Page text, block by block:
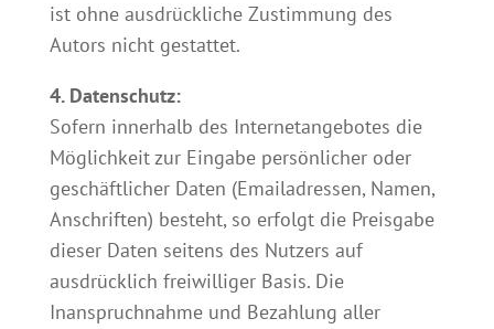
ist ohne ausdrückliche Zustimmung des
Autors nicht gestattet.
4. Datenschutz:
Sofern innerhalb des Internetangebotes die
Möglichkeit zur Eingabe persönlicher oder
geschäftlicher Daten (Emailadressen, Namen,
Anschriften) besteht, so erfolgt die Preisgabe
dieser Daten seitens des Nutzers auf
ausdrücklich freiwilliger Basis. Die
Inanspruchnahme und Bezahlung aller